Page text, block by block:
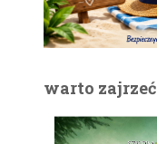
warto zajrzeć